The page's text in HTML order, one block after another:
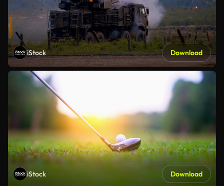
iStock Download
iStock Download